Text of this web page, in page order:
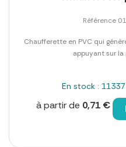
Référence
Chaufferette en PVC qui
appuyant sur la
En stock :
à partir de 0,71 €